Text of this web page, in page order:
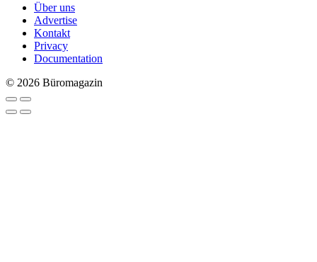
Über uns
Advertise
Kontakt
Privacy
Documentation
© 2026 Büromagazin